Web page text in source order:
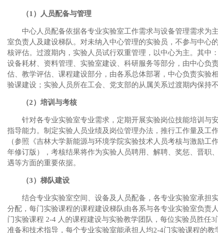
（1 ）人员配备与管理
中心人员配备依据各专业实验室工作需求与设备管理需求为
室负责人及建设梯队。对未纳入中心管理的实验员，不参与中心
核评估。过渡期内，实验人员试行双重管理，以中心为主。其中
设备耗材、资料管理、实验室建设、科研服务等部分，由中心负
估、教学评估、课程建设部分，由各系总体部署，中心负责实验
验课建设；实验人员所在工会、党支部的从属关系过渡期内保持
（2）培训与考核
针对各专业实验室专业需求，定期开展实验岗位技能培训与
指导能力。制定实验人员业绩及岗位管理办法，推行工作量及工
（参照《吉林大学新能源与环境学院实验技术人员考核与激励工
年修订版），考核结果将作为实验人员聘用、解聘、奖惩、晋职
遇等方面的重要依据。
（3）梯队建设
结合专业实验室空间、设备及人员配备，各专业实验室承担
分配，每门实验课程的课程建设梯队由各系与各专业实验室负责
门实验课程 2-4 人的课程建设与实验教学团队，每位实验员胜任3
准备和技术指导，每个专业实验室能承担人均2-4门实验课程的教